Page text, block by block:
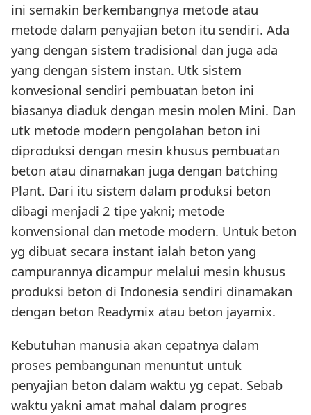
ini semakin berkembangnya metode atau
metode dalam penyajian beton itu sendiri. Ada
yang dengan sistem tradisional dan juga ada
yang dengan sistem instan. Utk sistem
konvesional sendiri pembuatan beton ini
biasanya diaduk dengan mesin molen Mini. Dan
utk metode modern pengolahan beton ini
diproduksi dengan mesin khusus pembuatan
beton atau dinamakan juga dengan batching
Plant. Dari itu sistem dalam produksi beton
dibagi menjadi 2 tipe yakni; metode
konvensional dan metode modern. Untuk beton
yg dibuat secara instant ialah beton yang
campurannya dicampur melalui mesin khusus
produksi beton di Indonesia sendiri dinamakan
dengan beton Readymix atau beton jayamix.
Kebutuhan manusia akan cepatnya dalam
proses pembangunan menuntut untuk
penyajian beton dalam waktu yg cepat. Sebab
waktu yakni amat mahal dalam progres